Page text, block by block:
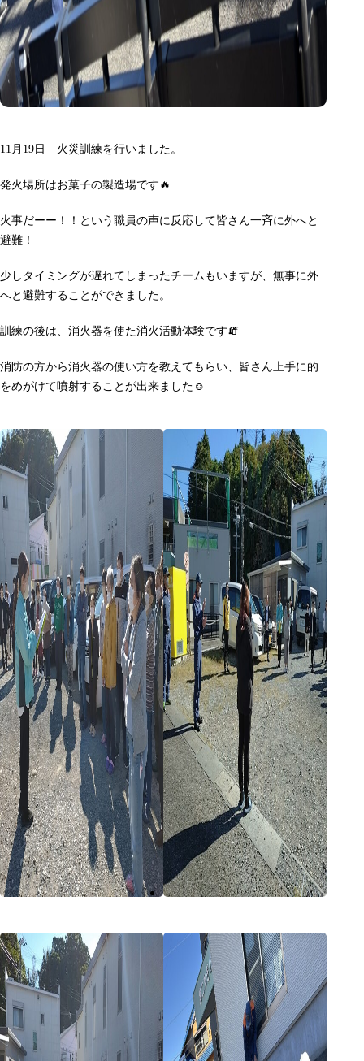
11月19日 火災訓練を行いました。
発火場所はお菓子の製造場です🔥
火事だーー！！という職員の声に反応して皆さん一斉に外へと
避難！
少しタイミングが遅れてしまったチームもいますが、無事に外
へと避難することができました。
訓練の後は、消火器を使た消火活動体験です🧯
消防の方から消火器の使い方を教えてもらい、皆さん上手に的
をめがけて噴射することが出来ました☺